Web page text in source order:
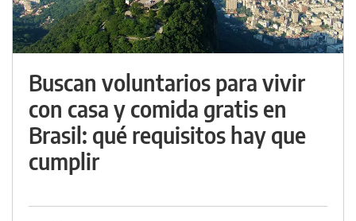
Buscan voluntarios para vivir
con casa y comida gratis en
Brasil: qué requisitos hay que
cumplir